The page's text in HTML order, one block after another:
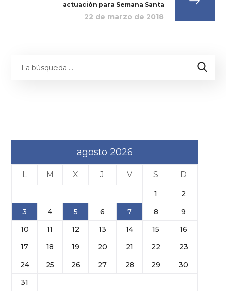
actuación para Semana Santa
22 de marzo de 2018
agosto 2026
L M X J V S D
1
2
3
4 5 6 7 8
9
10
11 12 13 14 15
16
17
18 19 20 21 22
23
24
25 26 27 28 29
30
31